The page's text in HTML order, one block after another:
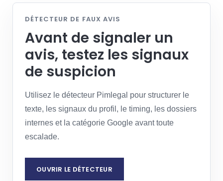
DÉTECTEUR DE FAUX AVIS
Avant de signaler un
avis, testez les signaux
de suspicion
Utilisez le détecteur Pimlegal pour structurer le
texte, les signaux du profil, le timing, les dossiers
internes et la catégorie Google avant toute
escalade.
OUVRIR LE DÉTECTEUR